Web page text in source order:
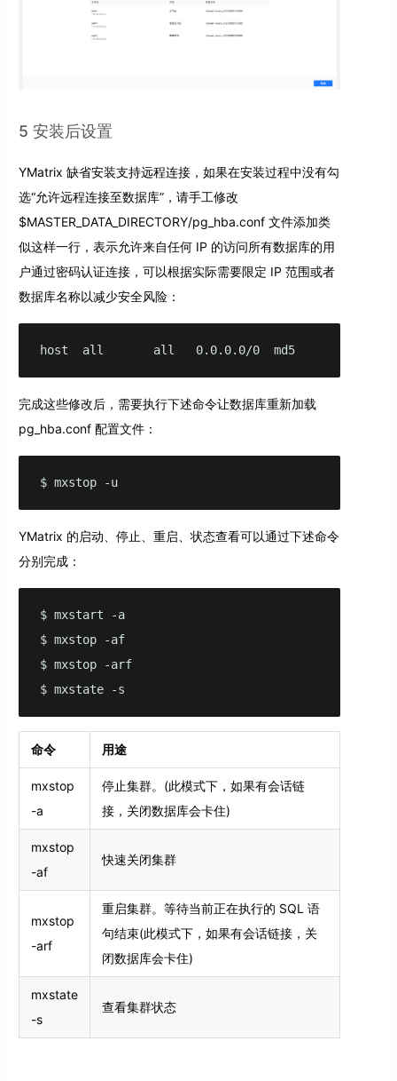
5 安装后设置
YMatrix 缺省安装支持远程连接，如果在安装过程中没有勾
选“允许远程连接至数据库”，请手工修改
$MASTER_DATA_DIRECTORY/pg_hba.conf 文件添加类
似这样一行，表示允许来自任何 IP 的访问所有数据库的用
户通过密码认证连接，可以根据实际需要限定 IP 范围或者
数据库名称以减少安全风险：
host  all       all   0.0.0.0/0  md5
完成这些修改后，需要执行下述命令让数据库重新加载
pg_hba.conf 配置文件：
$ mxstop -u
YMatrix 的启动、停止、重启、状态查看可以通过下述命令
分别完成：
$ mxstart -a
$ mxstop -af
$ mxstop -arf
$ mxstate -s
命令 用途
mxstop
-a
停止集群。(此模式下，如果有会话链
接，关闭数据库会卡住)
mxstop
-af
快速关闭集群
mxstop
-arf
重启集群。等待当前正在执行的 SQL 语
句结束(此模式下，如果有会话链接，关
闭数据库会卡住)
mxstate
-s
查看集群状态